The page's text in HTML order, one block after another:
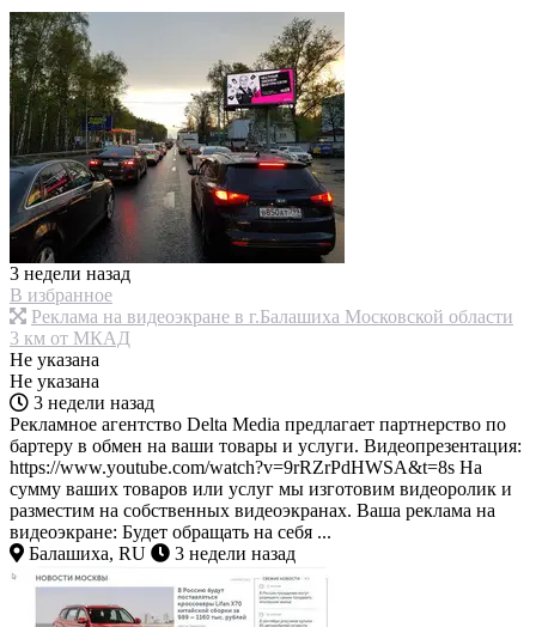
3 недели назад
В избранное
Реклама на видеоэкране в г.Балашиха Московской области
3 км от МКАД
Не указана
Не указана
3 недели назад
Рекламное агентство Delta Media предлагает партнерство по
бартеру в обмен на ваши товары и услуги. Видеопрезентация:
https://www.youtube.com/watch?v=9rRZrPdHWSA&t=8s На
сумму ваших товаров или услуг мы изготовим видеоролик и
разместим на собственных видеоэкранах. Ваша реклама на
видеоэкране: Будет обращать на себя ...
Балашиха, RU
3 недели назад